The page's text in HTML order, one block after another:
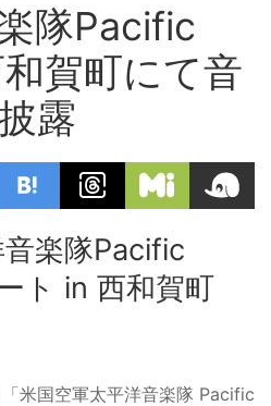
隊Pacific
賀町にて音
露
楽隊Pacific
ト in 西和賀町
米国空軍太平洋音楽隊 Pacific